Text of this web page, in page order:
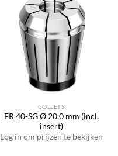
COLLETS
ER 40-SG Ø 20.0 mm (incl.
insert)
Log in om prijzen te bekijken